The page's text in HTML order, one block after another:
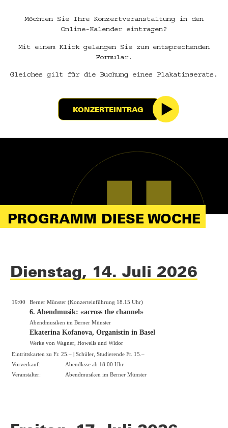
Möchten Sie Ihre Konzertveranstaltung in den
Online-Kalender eintragen?
Mit einem Klick gelangen Sie zum entsprechenden
Formular.
Gleiches gilt für die Buchung eines Plakatinserats.
KONZERTEINTRAG
PROGRAMM DIESE WOCHE
Dienstag, 14. Juli 2026
19:00 Berner Münster (Konzerteinführung 18.15 Uhr)
6. Abendmusik: «across the channel»
Abendmusiken im Berner Münster
Ekaterina Kofanova, Organistin in Basel
Werke von Wagner, Howells und Widor
Eintrittskarten zu Fr. 25.– | Schüler, Studierende Fr. 15.–
Vorverkauf:
Abendksse ab 18.00 Uhr
Veranstalter:
Abendmusiken im Berner Münster